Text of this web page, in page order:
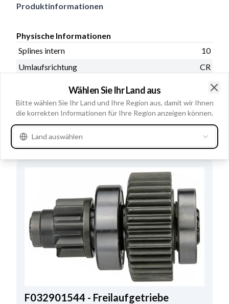
Produktinformationen
Physische Informationen
Splines intern
10
Umlaufsrichtung
CR
Anzahl der Zähne
Gesamtlänge
83.00
Alternativen
F032901544 - Freilaufgetriebe
Wählen Sie Ihr Land aus
Bitte wählen Sie Ihr Land und Ihre Region aus, damit wir Ihnen
die korrekten Informationen für Ihre Region anzeigen können.
Land auswählen